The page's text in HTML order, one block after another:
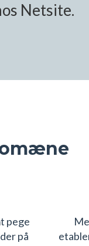
Netsite.
pege
på